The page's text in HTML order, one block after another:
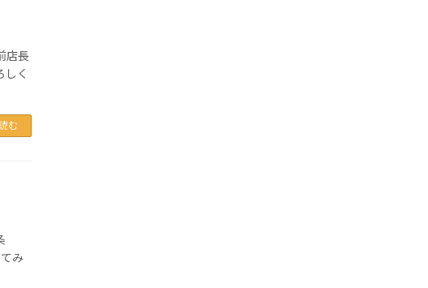
店長
しく
む
み